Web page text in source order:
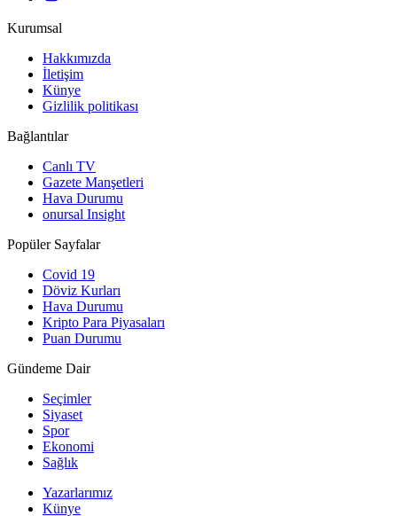
Kurumsal
Hakkımızda
İletişim
Künye
Gizlilik politikası
Bağlantılar
Canlı TV
Gazete Manşetleri
Hava Durumu
onursal Insight
Popüler Sayfalar
Covid 19
Döviz Kurları
Hava Durumu
Kripto Para Piyasaları
Puan Durumu
Gündeme Dair
Seçimler
Siyaset
Spor
Ekonomi
Sağlık
Yazarlarımız
Künye